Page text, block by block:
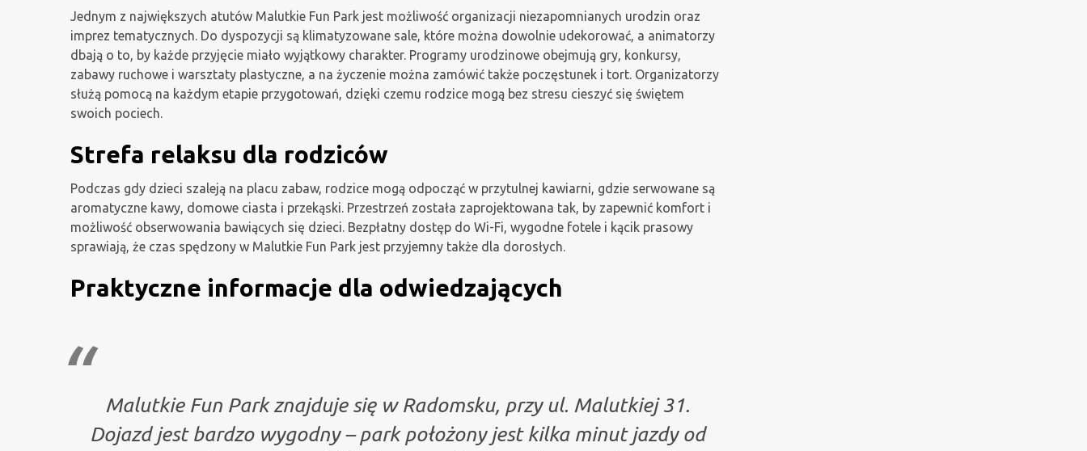
Jednym z największych atutów Malutkie Fun Park jest możliwość organizacji niezapomnianych urodzin oraz
imprez tematycznych. Do dyspozycji są klimatyzowane sale, które można dowolnie udekorować, a animatorzy
dbają o to, by każde przyjęcie miało wyjątkowy charakter. Programy urodzinowe obejmują gry, konkursy,
zabawy ruchowe i warsztaty plastyczne, a na życzenie można zamówić także poczęstunek i tort. Organizatorzy
służą pomocą na każdym etapie przygotowań, dzięki czemu rodzice mogą bez stresu cieszyć się świętem
swoich pociech.
Strefa relaksu dla rodziców
Podczas gdy dzieci szaleją na placu zabaw, rodzice mogą odpocząć w przytulnej kawiarni, gdzie serwowane są
aromatyczne kawy, domowe ciasta i przekąski. Przestrzeń została zaprojektowana tak, by zapewnić komfort i
możliwość obserwowania bawiących się dzieci. Bezpłatny dostęp do Wi-Fi, wygodne fotele i kącik prasowy
sprawiają, że czas spędzony w Malutkie Fun Park jest przyjemny także dla dorosłych.
Praktyczne informacje dla odwiedzających
Malutkie Fun Park znajduje się w Radomsku, przy ul. Malutkiej 31.
Dojazd jest bardzo wygodny – park położony jest kilka minut jazdy od